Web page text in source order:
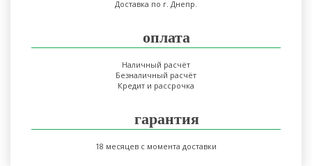
Доставка по г. Днепр.
оплата
Наличный расчёт
Безналичный расчёт
Кредит и рассрочка
гарантия
18 месяцев с момента доставки